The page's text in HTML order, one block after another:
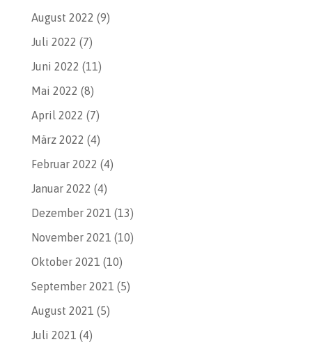
August 2022 (9)
Juli 2022 (7)
Juni 2022 (11)
Mai 2022 (8)
April 2022 (7)
März 2022 (4)
Februar 2022 (4)
Januar 2022 (4)
Dezember 2021 (13)
November 2021 (10)
Oktober 2021 (10)
September 2021 (5)
August 2021 (5)
Juli 2021 (4)